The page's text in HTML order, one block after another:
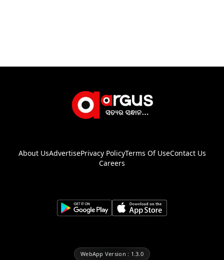
About UsAdvertisePrivacy PolicyTerms Of UseContact Us
Careers
WebApp Version : 1.3.0